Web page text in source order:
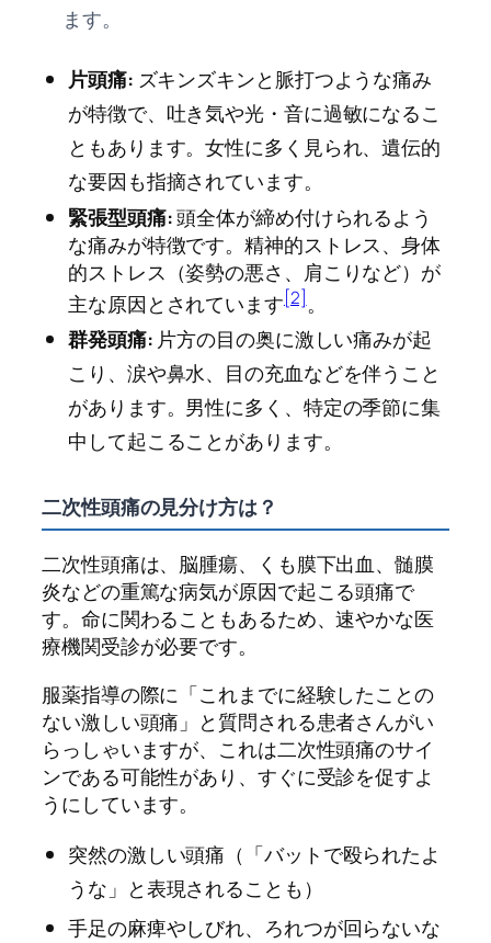
ます。
片頭痛: ズキンズキンと脈打つような痛み
が特徴で、吐き気や光・音に過敏になるこ
ともあります。女性に多く見られ、遺伝的
な要因も指摘されています。
緊張型頭痛:頭全体が締め付けられるよう
な痛みが特徴です。精神的ストレス、身体
的ストレス（姿勢の悪さ、肩こりなど）が
主な原因とされています[2]。
群発頭痛:片方の目の奥に激しい痛みが起
こり、涙や鼻水、目の充血などを伴うこと
があります。男性に多く、特定の季節に集
中して起こることがあります。
二次性頭痛の見分け方は？
二次性頭痛は、脳腫瘍、くも膜下出血、髄膜
炎などの重篤な病気が原因で起こる頭痛で
す。命に関わることもあるため、速やかな医
療機関受診が必要です。
服薬指導の際に「これまでに経験したことの
ない激しい頭痛」と質問される患者さんがい
らっしゃいますが、これは二次性頭痛のサイ
ンである可能性があり、すぐに受診を促すよ
うにしています。
突然の激しい頭痛（「バットで殴られたよ
うな」と表現されることも）
手足の麻痺やしびれ、ろれつが回らないな